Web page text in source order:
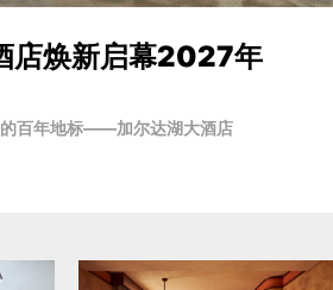
店焕新启幕2027年
百年地标——加尔达湖大酒店